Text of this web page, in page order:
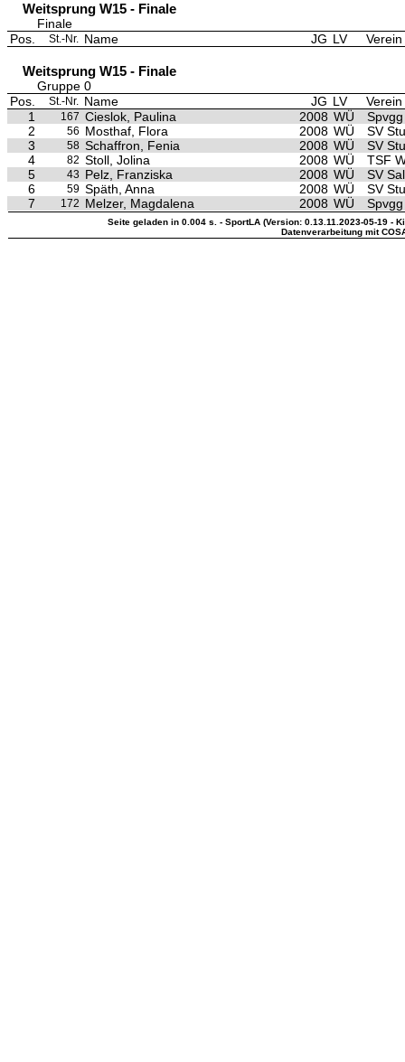
Weitsprung W15 - Finale
Finale
Pos.
St.-Nr. Name JG LV Verein
Weitsprung W15 - Finale
Gruppe 0
Pos.
St.-Nr. Name JG LV
Verein
1
167 Cieslok, Paulina 2008 WÜ
2
56 Mosthaf, Flora 2008 WÜ
SV
3
58 Schaffron, Fenia 2008 WÜ
SV
4
82 Stoll, Jolina 2008 WÜ
TSF
5
43 Pelz, Franziska 2008 WÜ
SV
6
59 Späth, Anna 2008 WÜ
SV
7
172 Melzer, Magdalena 2008 WÜ
Seite geladen in 0.004 s. - SportLA (Version: 0.13.11.2023-05-19 -
Datenverarbeitung mit